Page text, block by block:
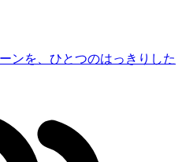
ンを、ひとつのはっきりした